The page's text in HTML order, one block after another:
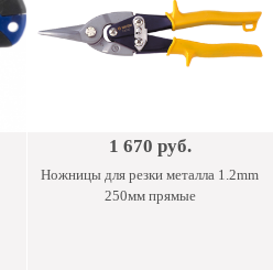
1 670 руб.
Ножницы для резки металла 1.2mm
250мм прямые